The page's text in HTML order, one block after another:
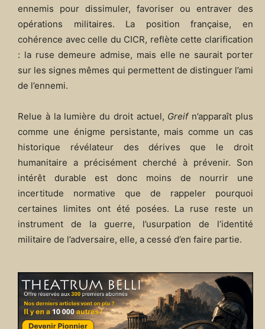
ennemis pour dissimuler, favoriser ou entraver des
opérations militaires. La position française, en
cohérence avec celle du CICR, reflète cette clarification
: la ruse demeure admise, mais elle ne saurait porter
sur les signes mêmes qui permettent de distinguer l’ami
de l’ennemi.
Relue à la lumière du droit actuel, Greifn’apparaît plus
comme une énigme persistante, mais comme un cas
historique révélateur des dérives que le droit
humanitaire a précisément cherché à prévenir. Son
intérêt durable est donc moins de nourrir une
incertitude normative que de rappeler pourquoi
certaines limites ont été posées. La ruse reste un
instrument de la guerre, l’usurpation de l’identité
militaire de l’adversaire, elle, a cessé d’en faire partie.